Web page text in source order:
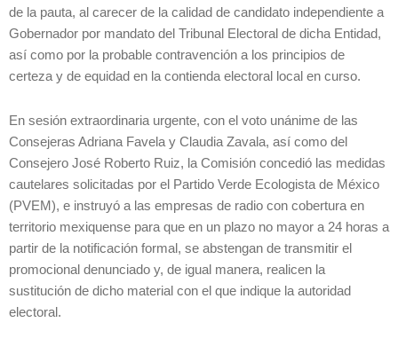
de la pauta, al carecer de la calidad de candidato independiente a
Gobernador por mandato del Tribunal Electoral de dicha Entidad,
así como por la probable contravención a los principios de
certeza y de equidad en la contienda electoral local en curso.
En sesión extraordinaria urgente, con el voto unánime de las
Consejeras Adriana Favela y Claudia Zavala, así como del
Consejero José Roberto Ruiz, la Comisión concedió las medidas
cautelares solicitadas por el Partido Verde Ecologista de México
(PVEM), e instruyó a las empresas de radio con cobertura en
territorio mexiquense para que en un plazo no mayor a 24 horas a
partir de la notificación formal, se abstengan de transmitir el
promocional denunciado y, de igual manera, realicen la
sustitución de dicho material con el que indique la autoridad
electoral.